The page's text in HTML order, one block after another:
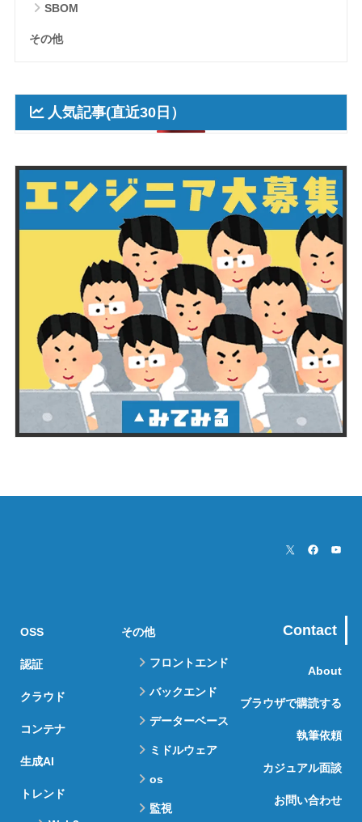
SBOM
その他
人気記事(直近30日）
OSS
認証
クラウド
コンテナ
生成AI
トレンド
その他
フロントエンド
バックエンド
データーベース
ミドルウェア
os
監視
Contact
About
ブラウザで購読する
執筆依頼
カジュアル面談
お問い合わせ